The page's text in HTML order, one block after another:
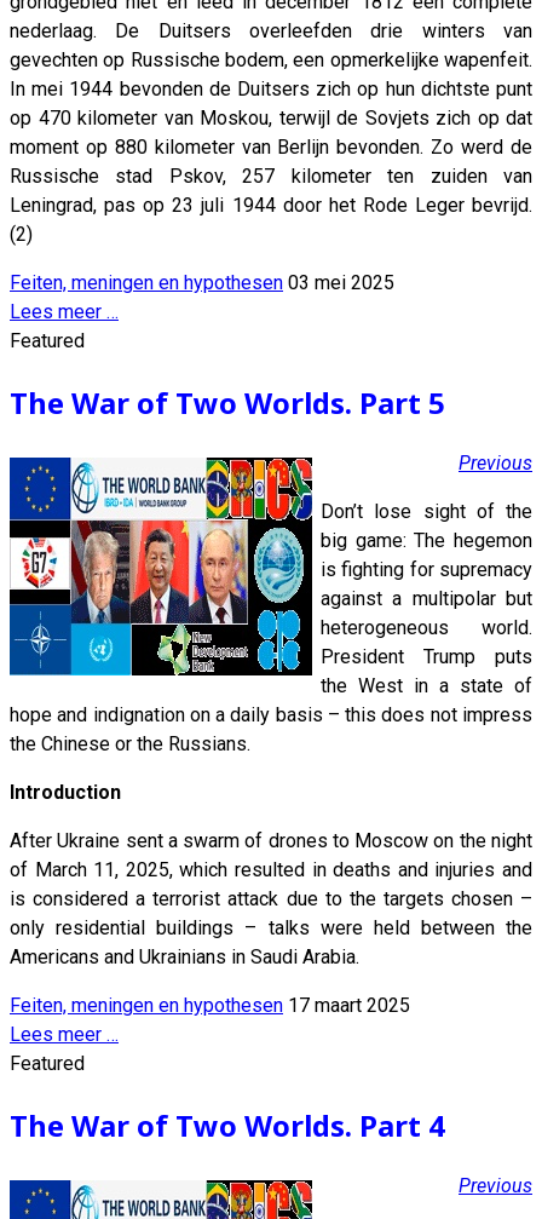
nederlaag. De Duitsers overleefden drie winters van
gevechten op Russische bodem, een opmerkelijke wapenfeit.
In mei 1944 bevonden de Duitsers zich op hun dichtste punt
op 470 kilometer van Moskou, terwijl de Sovjets zich op dat
moment op 880 kilometer van Berlijn bevonden. Zo werd de
Russische stad Pskov, 257 kilometer ten zuiden van
Leningrad, pas op 23 juli 1944 door het Rode Leger bevrijd.
(2)
Feiten, meningen en hypothesen 03 mei 2025
Lees meer …
Featured
The War of Two Worlds. Part 5
Previous
Don’t lose sight of the
big game: The hegemon
is fighting for supremacy
against a multipolar but
heterogeneous world.
President Trump puts
the West in a state of
hope and indignation on a daily basis – this does not impress
the Chinese or the Russians.
Introduction
After Ukraine sent a swarm of drones to Moscow on the night
of March 11, 2025, which resulted in deaths and injuries and
is considered a terrorist attack due to the targets chosen –
only residential buildings – talks were held between the
Americans and Ukrainians in Saudi Arabia.
Feiten, meningen en hypothesen 17 maart 2025
Lees meer …
Featured
The War of Two Worlds. Part 4
Previous